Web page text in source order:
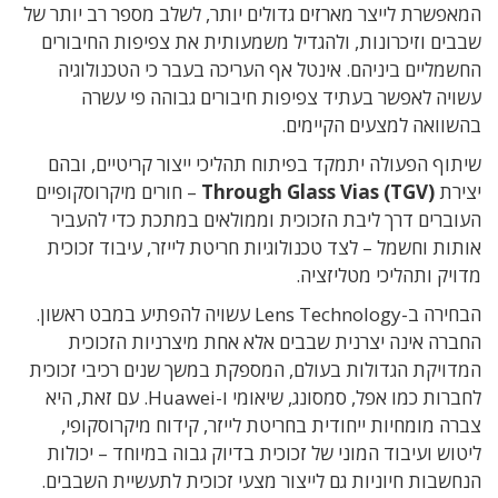
המאפשרת לייצר מארזים גדולים יותר, לשלב מספר רב יותר של
שבבים וזיכרונות, ולהגדיל משמעותית את צפיפות החיבורים
החשמליים ביניהם. אינטל אף העריכה בעבר כי הטכנולוגיה
עשויה לאפשר בעתיד צפיפות חיבורים גבוהה פי עשרה
בהשוואה למצעים הקיימים.
שיתוף הפעולה יתמקד בפיתוח תהליכי ייצור קריטיים, ובהם
יצירתThrough Glass Vias (TGV) – חורים מיקרוסקופיים
העוברים דרך ליבת הזכוכית וממולאים במתכת כדי להעביר
אותות וחשמל – לצד טכנולוגיות חריטת לייזר, עיבוד זכוכית
מדויק ותהליכי מטליזציה.
הבחירה ב-Lens Technology עשויה להפתיע במבט ראשון.
החברה אינה יצרנית שבבים אלא אחת מיצרניות הזכוכית
המדויקת הגדולות בעולם, המספקת במשך שנים רכיבי זכוכית
לחברות כמו אפל, סמסונג, שיאומי ו-Huawei. עם זאת, היא
צברה מומחיות ייחודית בחריטת לייזר, קידוח מיקרוסקופי,
ליטוש ועיבוד המוני של זכוכית בדיוק גבוה במיוחד – יכולות
הנחשבות חיוניות גם לייצור מצעי זכוכית לתעשיית השבבים.